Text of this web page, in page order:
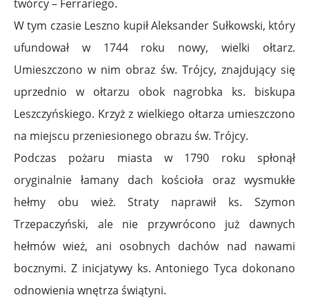
twórcy – Ferrariego.
W tym czasie Leszno kupił Aleksander Sułkowski, który
ufundował w 1744 roku nowy, wielki ołtarz.
Umieszczono w nim obraz św. Trójcy, znajdujący się
uprzednio w ołtarzu obok nagrobka ks. biskupa
Leszczyńskiego. Krzyż z wielkiego ołtarza umieszczono
na miejscu przeniesionego obrazu św. Trójcy.
Podczas pożaru miasta w 1790 roku spłonął
oryginalnie łamany dach kościoła oraz wysmukłe
hełmy obu wież. Straty naprawił ks. Szymon
Trzepaczyński, ale nie przywrócono już dawnych
hełmów wież, ani osobnych dachów nad nawami
bocznymi. Z inicjatywy ks. Antoniego Tyca dokonano
odnowienia wnętrza świątyni.